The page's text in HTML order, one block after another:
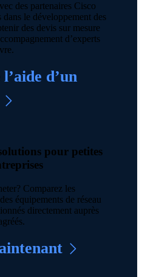
des partenaires Cisco
dans le développement des
des devis sur mesure
d’experts
d’un
pour petites
Comparez les
équipements de réseau
directement auprès